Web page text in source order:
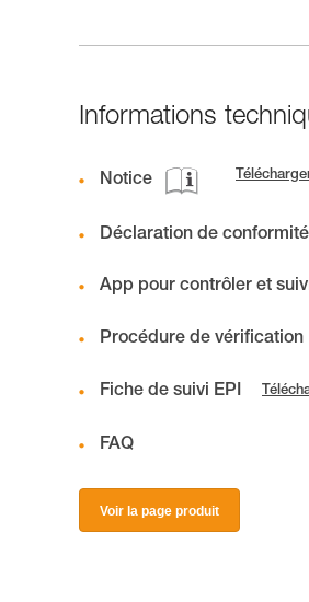
Informations
Notice
Déclaration de conformité
App pour contrôler et
Procédure de vérification
Fiche de suivi EPI
FAQ
Voir la page produit